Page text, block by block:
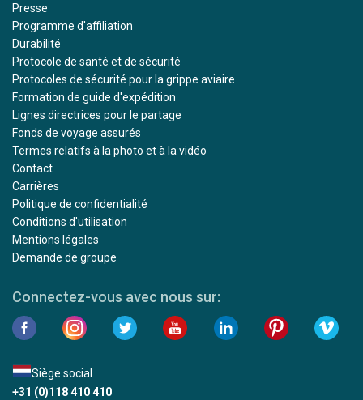
Presse
Programme d'affiliation
Durabilité
Protocole de santé et de sécurité
Protocoles de sécurité pour la grippe aviaire
Formation de guide d'expédition
Lignes directrices pour le partage
Fonds de voyage assurés
Termes relatifs à la photo et à la vidéo
Contact
Carrières
Politique de confidentialité
Conditions d'utilisation
Mentions légales
Demande de groupe
Connectez-vous avec nous sur:
Siège social
+31 (0)118 410 410